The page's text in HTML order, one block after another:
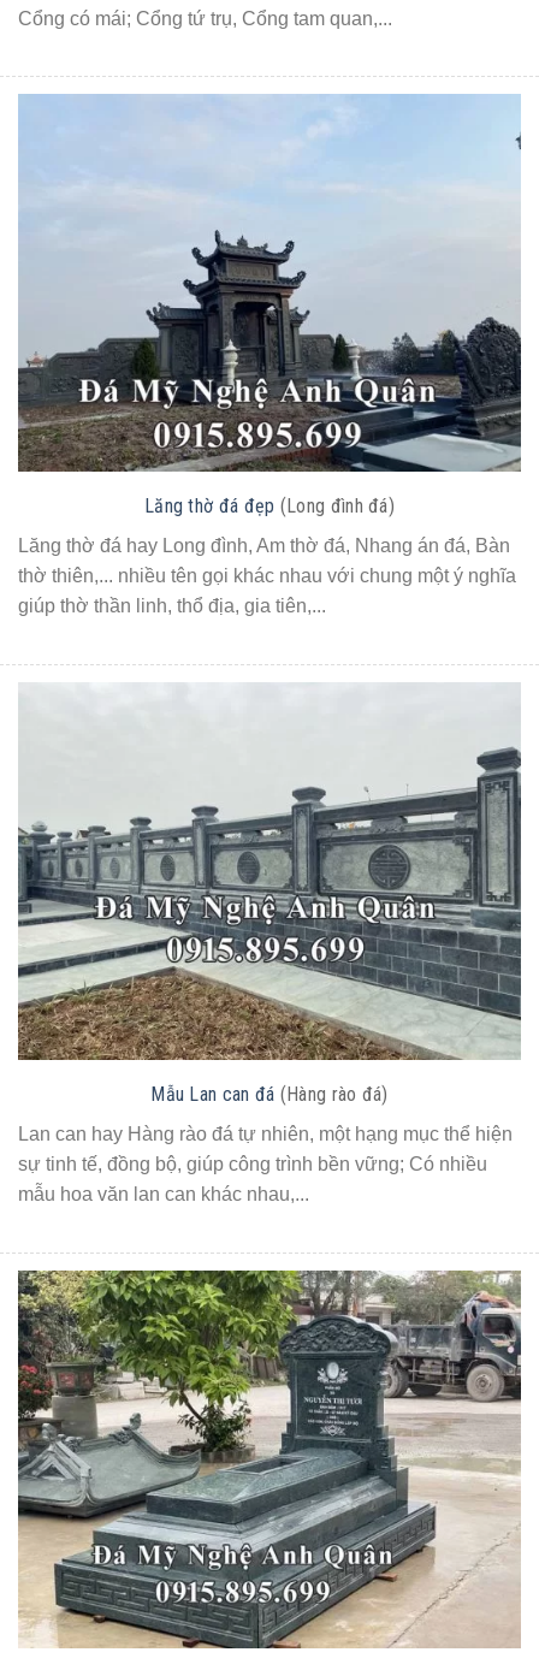
Cổng có mái; Cổng tứ trụ, Cổng tam quan,...
Lăng thờ đá đẹp (Long đình đá)
Lăng thờ đá hay Long đình, Am thờ đá, Nhang án đá, Bàn
thờ thiên,... nhiều tên gọi khác nhau với chung một ý nghĩa
giúp thờ thần linh, thổ địa, gia tiên,...
Mẫu Lan can đá (Hàng rào đá)
Lan can hay Hàng rào đá tự nhiên, một hạng mục thể hiện
sự tinh tế, đồng bộ, giúp công trình bền vững; Có nhiều
mẫu hoa văn lan can khác nhau,...